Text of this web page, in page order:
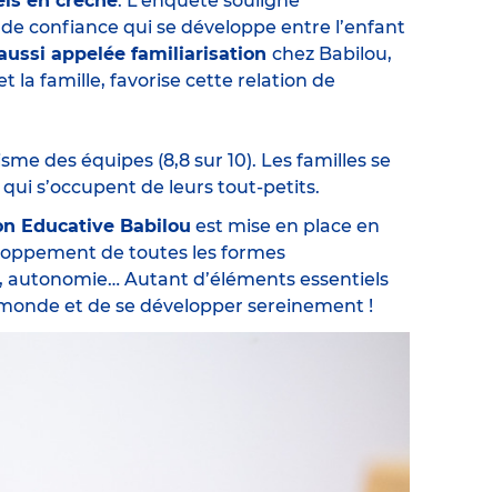
confiance qui se développe entre l’enfant
appelée familiarisation chez Babilou,
la famille, favorise cette relation de
des équipes (8,8 sur 10). Les familles se
s’occupent de leurs tout-petits.
Educative Babilou est mise en place en
de toutes les formes
Autant d’éléments essentiels
et de se développer sereinement !